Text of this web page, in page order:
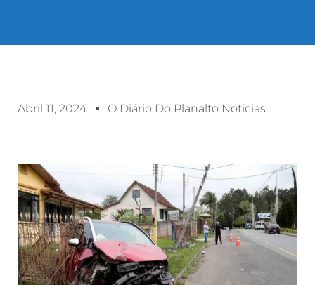
Abril 11, 2024 O Diário Do Planalto Noticias